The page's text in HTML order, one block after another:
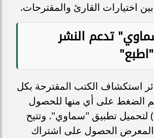
اختيارات القارئ والمقترحات.
تدعم النشر
استكشاف الكتب المقترحة بكل
الضغط على أي منها للحصول
على رمز (QR) لتحميل تطبيق "سماوي". وتتيح
المعرض الحصول على اشتراك